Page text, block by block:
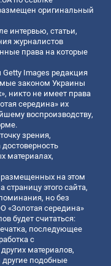
оригинальный
интервью, статьи,
журналистов
права на которые
Images редакция
законом Украины
никто не имеет права
середина» их
воспроизводству,
зрения,
материалах,
на этом
этого сайта,
но без
«Золотая середина»
будет считаться:
последующее
с
материалов,
другие подобные